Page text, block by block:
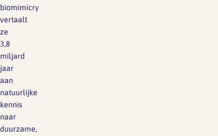
biomimicry
vertaalt
ze
3,8
miljard
jaar
aan
natuurlijke
kennis
naar
duurzame,